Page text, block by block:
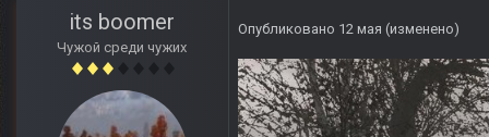
its boomer
Чужой среди чужих
Опубликовано 12 мая (изменено)